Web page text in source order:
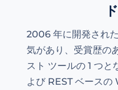
2006 年に開発され
気があり、受賞歴の
スト ツールの 1 つ
よび REST ベースの